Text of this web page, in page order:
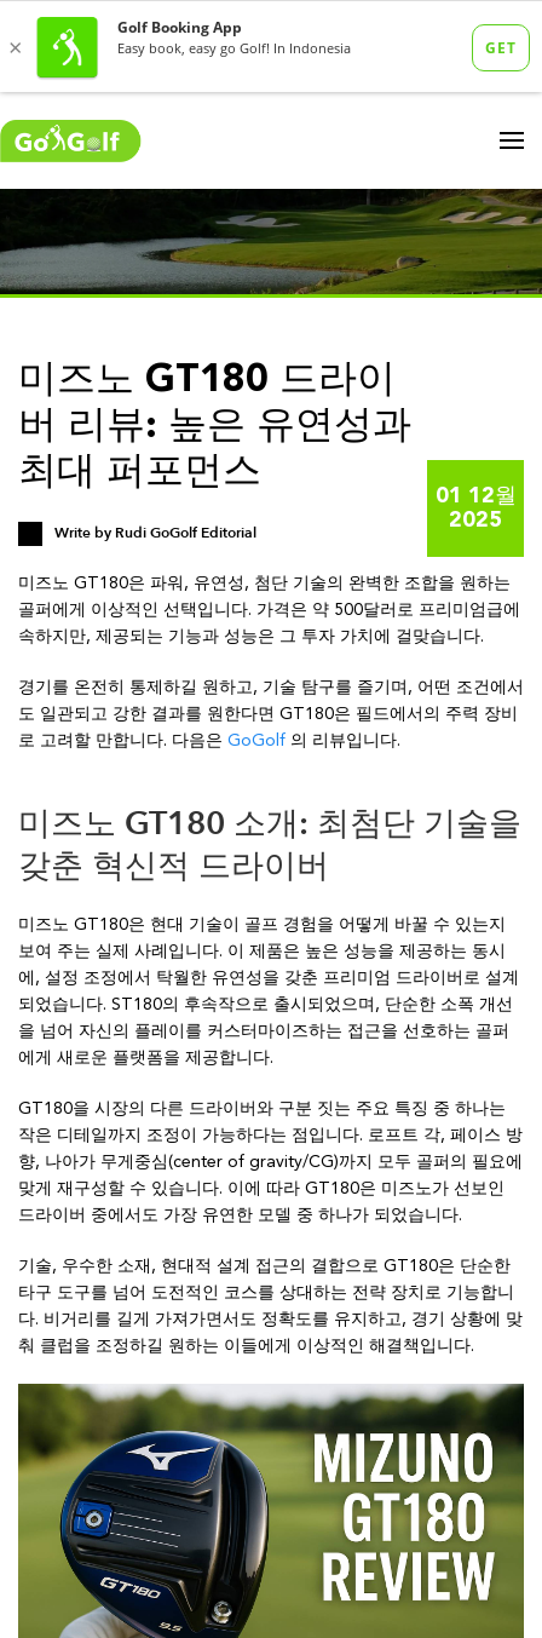
미즈노 GT180 드라이
버 리뷰: 높은 유연성과
최대 퍼포먼스
01 12월
2025
Write by Rudi GoGolf Editorial
미즈노 GT180은 파워, 유연성, 첨단 기술의 완벽한 조합을 원하는
골퍼에게 이상적인 선택입니다. 가격은 약 500달러로 프리미엄급에
속하지만, 제공되는 기능과 성능은 그 투자 가치에 걸맞습니다.
경기를 온전히 통제하길 원하고, 기술 탐구를 즐기며, 어떤 조건에서
도 일관되고 강한 결과를 원한다면 GT180은 필드에서의 주력 장비
로 고려할 만합니다. 다음은 GoGolf 의 리뷰입니다.
미즈노 GT180 소개: 최첨단 기술을
갖춘 혁신적 드라이버
미즈노 GT180은 현대 기술이 골프 경험을 어떻게 바꿀 수 있는지
보여 주는 실제 사례입니다. 이 제품은 높은 성능을 제공하는 동시
에, 설정 조정에서 탁월한 유연성을 갖춘 프리미엄 드라이버로 설계
되었습니다. ST180의 후속작으로 출시되었으며, 단순한 소폭 개선
을 넘어 자신의 플레이를 커스터마이즈하는 접근을 선호하는 골퍼
에게 새로운 플랫폼을 제공합니다.
GT180을 시장의 다른 드라이버와 구분 짓는 주요 특징 중 하나는
작은 디테일까지 조정이 가능하다는 점입니다. 로프트 각, 페이스 방
향, 나아가 무게중심(center of gravity/CG)까지 모두 골퍼의 필요에
맞게 재구성할 수 있습니다. 이에 따라 GT180은 미즈노가 선보인
드라이버 중에서도 가장 유연한 모델 중 하나가 되었습니다.
기술, 우수한 소재, 현대적 설계 접근의 결합으로 GT180은 단순한
타구 도구를 넘어 도전적인 코스를 상대하는 전략 장치로 기능합니
다. 비거리를 길게 가져가면서도 정확도를 유지하고, 경기 상황에 맞
춰 클럽을 조정하길 원하는 이들에게 이상적인 해결책입니다.